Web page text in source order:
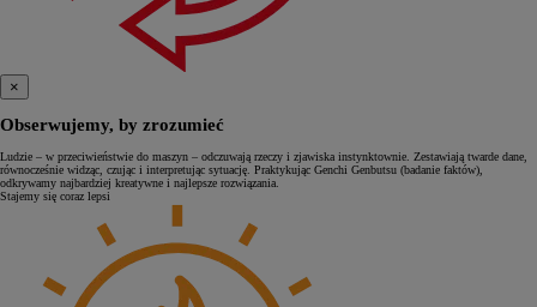
×
Obserwujemy, by zrozumieć
Ludzie – w przeciwieństwie do maszyn – odczuwają rzeczy i zjawiska instynktownie. Zestawiają twarde dane,
równocześnie widząc, czując i interpretując sytuację. Praktykując Genchi Genbutsu (badanie faktów),
odkrywamy najbardziej kreatywne i najlepsze rozwiązania.
Stajemy się coraz lepsi